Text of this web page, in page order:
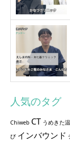
人気のタグ
Chiweb CT うめきた
び インバウンド